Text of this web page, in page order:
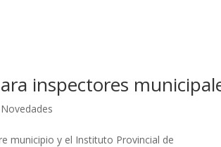
inspectores
Novedades
municipio y el Instituto Provincial de